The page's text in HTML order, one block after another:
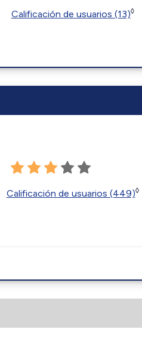
Calificación de usuarios (13)◊
Calificación de usuarios (449)◊